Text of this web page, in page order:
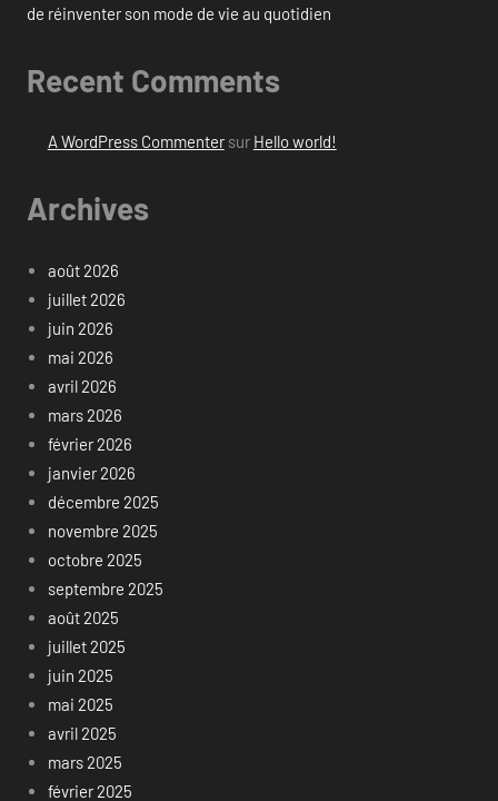
de réinventer son mode de vie au quotidien
Recent Comments
A WordPress Commentersur Hello world!
Archives
août 2026
juillet 2026
juin 2026
mai 2026
avril 2026
mars 2026
février 2026
janvier 2026
décembre 2025
novembre 2025
octobre 2025
septembre 2025
août 2025
juillet 2025
juin 2025
mai 2025
avril 2025
mars 2025
février 2025